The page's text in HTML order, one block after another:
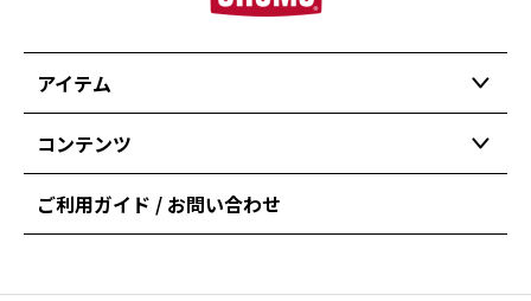
アイテム
コンテンツ
ご利用ガイド / お問い合わせ